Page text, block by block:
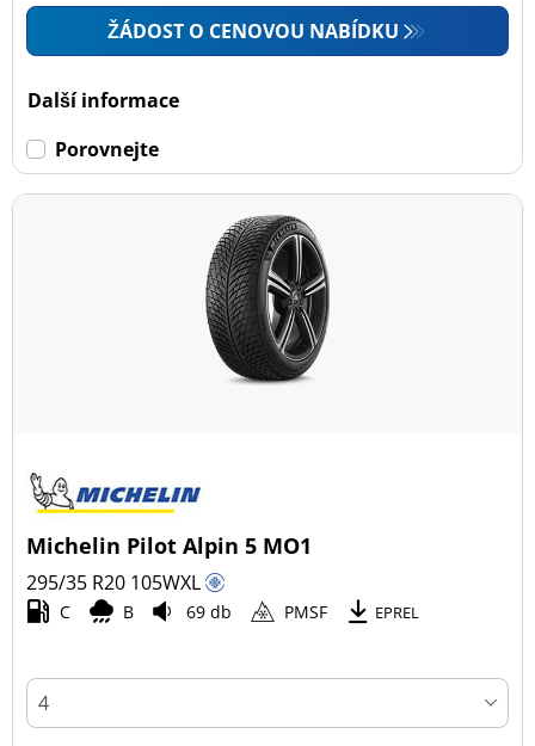
ŽÁDOST O CENOVOU NABÍDKU
Další informace
Porovnejte
Michelin Pilot Alpin 5 MO1
295/35 R20 105WXL
C B 69 db PMSF EPREL